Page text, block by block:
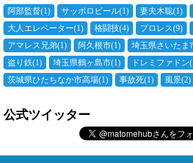
阿部監督(1) サッポロビール(1) 妻夫木聡(1)
大人エレベーター(1) 格闘技(4) プロレス(9)
アマレス兄弟(1) 阿久根市(1) 埼玉県さいたま
盗り鉄(1) 埼玉県鶴ヶ島市(1) ドレミファドン
茨城県ひたちなか市高場(1) 事故死(1) 風景(2)
公式ツイッター